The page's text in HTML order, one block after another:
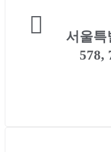
서울특
578,